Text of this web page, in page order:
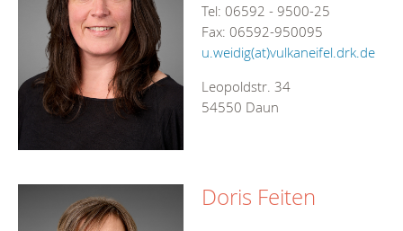
Tel: 06592 - 9500-25
Fax: 06592-950095
u.weidig(at)vulkaneifel.drk.de
Leopoldstr. 34
54550 Daun
Doris Feiten